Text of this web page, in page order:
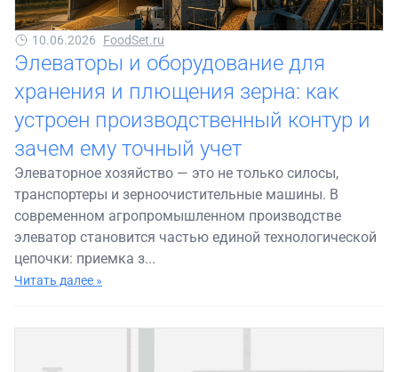
10.06.2026 FoodSet.ru
Элеваторы и оборудование для
хранения и плющения зерна: как
устроен производственный контур и
зачем ему точный учет
Элеваторное хозяйство — это не только силосы,
транспортеры и зерноочистительные машины. В
современном агропромышленном производстве
элеватор становится частью единой технологической
цепочки: приемка з...
Читать далее »